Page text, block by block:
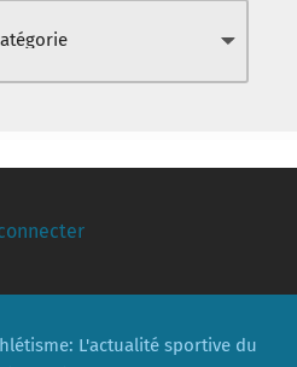
L'actualité sportive du